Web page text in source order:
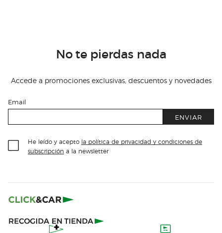
No te pierdas nada
Accede a promociones exclusivas, descuentos y novedades
Email
ENVIAR
He leído y acepto la política de privacidad y condiciones de
subscripción a la newsletter